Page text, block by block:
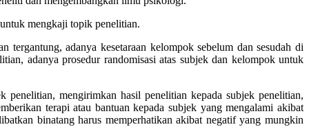
mengkaji topik penelitian.
adanya kesetaraan kelompok sebelum dan sesudah di
adanya prosedur randomisasi atas subjek dan kelompok untuk
penelitian, mengirimkan hasil penelitian kepada subjek penelitian,
terapi atau bantuan kepada subjek yang mengalami akibat
binatang harus memperhatikan akibat negatif yang mungkin